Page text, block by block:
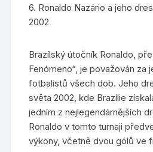
6. Ronaldo Nazário a jeho
2002
Brazílský útočník Ronaldo,
Fenómeno“, je považován za
fotbalistů všech dob. Jeho
světa 2002, kde Brazílie
jedním z nejlegendárnějších
Ronaldo v tomto turnaji
výkony, včetně dvou gólů ve